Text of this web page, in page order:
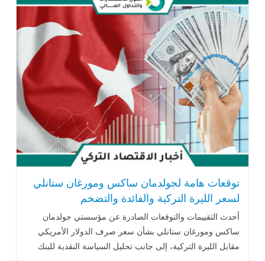
توقعات هامة لجولدمان ساكس ومورغان ستانلي
لسعر الليرة التركية والفائدة والتضخم
أحدث التقييمات والتوقعات الصادرة عن مؤسستي جولدمان
ساكس ومورغان ستانلي بشأن سعر صرف الدولار الأمريكي
مقابل الليرة التركية، إلى جانب تحليل السياسة النقدية للبنك